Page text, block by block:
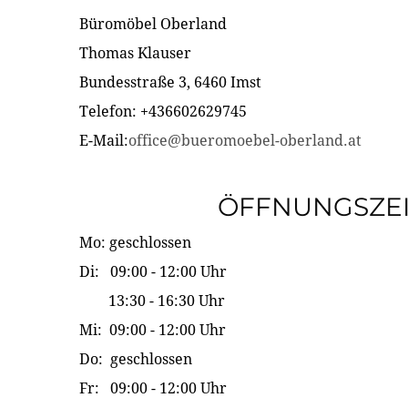
Büromöbel Oberland
Thomas Klauser
Bundesstraße 3, 6460 Imst
Telefon: +436602629745
E-Mail:office@bueromoebel-oberland.at
Mo: geschlossen
Di: 09:00 - 12:00 Uhr
13:30 - 16:30 Uhr
Mi: 09:00 - 12:00 Uhr
Do: geschlossen
Fr: 09:00 - 12:00 Uhr